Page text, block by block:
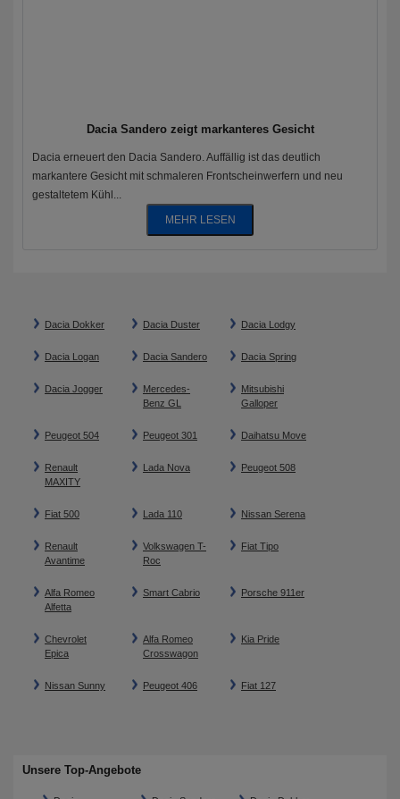
Dacia Sandero zeigt markanteres Gesicht
Dacia erneuert den Dacia Sandero. Auffällig ist das deutlich
markantere Gesicht mit schmaleren Frontscheinwerfern und neu
gestaltetem Kühl...
MEHR LESEN
Dacia Dokker Dacia Duster Dacia Lodgy
Dacia Logan Dacia Sandero Dacia Spring
Dacia Jogger
Mercedes-
Benz GL
Mitsubishi
Galloper
Peugeot 504 Peugeot 301 Daihatsu Move
Renault
MAXITY
Lada Nova Peugeot 508
Fiat 500 Lada 110 Nissan Serena
Renault
Avantime
Volkswagen T-
Roc
Fiat Tipo
Alfa Romeo
Alfetta
Smart Cabrio Porsche 911er
Chevrolet
Epica
Alfa Romeo
Crosswagon
Kia Pride
Nissan Sunny Peugeot 406 Fiat 127
Unsere Top-Angebote